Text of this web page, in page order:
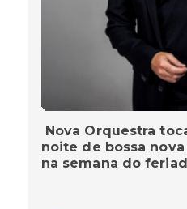
Nova Orquestra
noite de bossa
na semana do